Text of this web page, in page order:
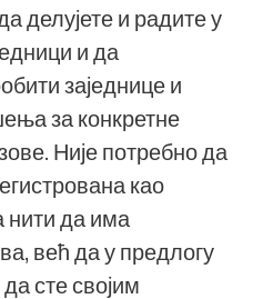
делујете и радите у
и да
заједнице и
за конкретне
Није потребно да
као
нити да има
већ да у предлогу
сте својим